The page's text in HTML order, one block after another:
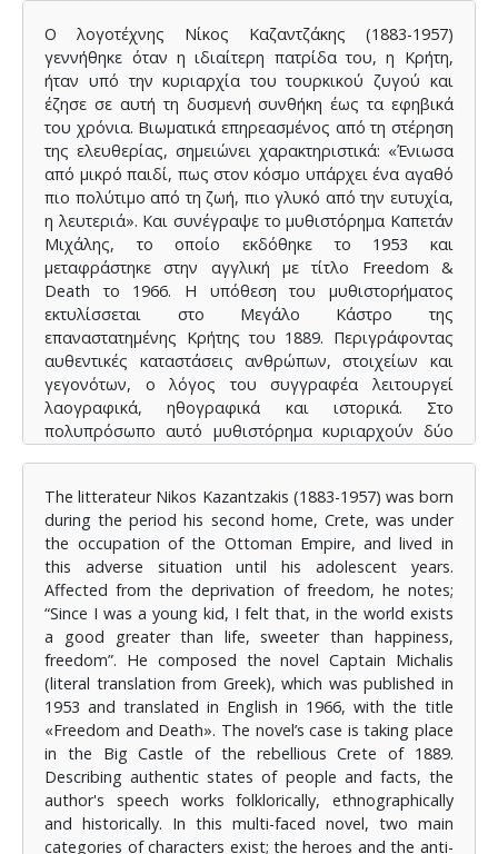
Ο λογοτέχνης Νίκος Καζαντζάκης (1883-1957)
γεννήθηκε όταν η ιδιαίτερη πατρίδα του, η Κρήτη,
ήταν υπό την κυριαρχία του τουρκικού ζυγού και
έζησε σε αυτή τη δυσμενή συνθήκη έως τα εφηβικά
του χρόνια. Βιωματικά επηρεασμένος από τη στέρηση
της ελευθερίας, σημειώνει χαρακτηριστικά: «Ένιωσα
από μικρό παιδί, πως στον κόσμο υπάρχει ένα αγαθό
πιο πολύτιμο από τη ζωή, πιο γλυκό από την ευτυχία,
η λευτεριά». Και συνέγραψε το μυθιστόρημα Καπετάν
Μιχάλης, το οποίο εκδόθηκε το 1953 και
μεταφράστηκε στην αγγλική με τίτλο Freedom &
Death το 1966. Η υπόθεση του μυθιστορήματος
εκτυλίσσεται στο Μεγάλο Κάστρο της
επαναστατημένης Κρήτης του 1889. Περιγράφοντας
αυθεντικές καταστάσεις ανθρώπων, στοιχείων και
γεγονότων, ο λόγος του συγγραφέα λειτουργεί
λαογραφικά, ηθογραφικά και ιστορικά. Στο
πολυπρόσωπο αυτό μυθιστόρημα κυριαρχούν δύο
κατηγορία στην άλλη, διασαλεύοντας τα μεταξύ τους
όρια. Η κλίμακα των ορίων των ανθρώπινων
δυνατοτήτων ξεκινά από τον ταπεινό και αδύναμο
χαρακτήρα και καταλήγει στον υπεράνθρωπο. Ο
τελευταίος είναι ο εμβληματικός ήρωας, ο
ασυμβίβαστος Καπετάν Μιχάλης, ο οποίος
εκπροσωπεί το διαχρονικό αίτημα της ελευθερίας.
Ενταγμένο στην κατηγορία της φιλοσοφικής
πεζογραφίας, το έργο δίνει υπόσταση στον
επαναστατημένο άνθρωπο που αγωνίζεται για την
κοινωνική, πνευματική, σωματική, εν ολίγοις, την
πολυσχιδή ελευθερία του. Έτσι, τοποθετεί την
ελευθερία κεντρικό άξονα του φιλοσοφικού
στοχασμού του και στο υψηλότερο βάθρο του
αξιακού κώδικα, ταυτίζοντάς την με τον ίδιο τον
The litterateur Nikos Kazantzakis (1883-1957) was born
during the period his second home, Crete, was under
the occupation of the Ottoman Empire, and lived in
this adverse situation until his adolescent years.
Affected from the deprivation of freedom, he notes;
“Since I was a young kid, I felt that, in the world exists
a good greater than life, sweeter than happiness,
freedom”. He composed the novel Captain Michalis
(literal translation from Greek), which was published in
1953 and translated in English in 1966, with the title
«Freedom and Death». The novel’s case is taking place
in the Big Castle of the rebellious Crete of 1889.
Describing authentic states of people and facts, the
author's speech works folklorically, ethnographically
and historically. In this multi-faced novel, two main
categories of characters exist; the heroes and the anti-